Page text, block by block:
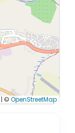
| © OpenStreetMap